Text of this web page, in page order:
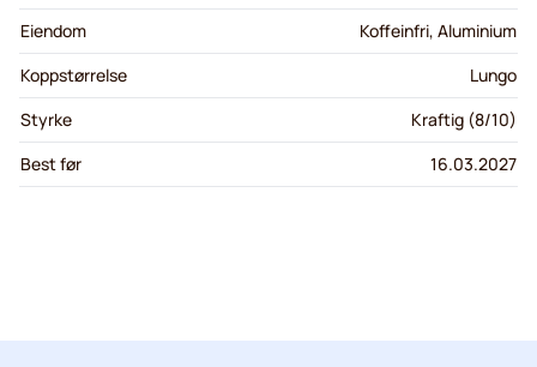
Eiendom
Koffeinfri, Aluminium
Koppstørrelse
Lungo
Styrke
Kraftig (8/10)
Best før
16.03.2027